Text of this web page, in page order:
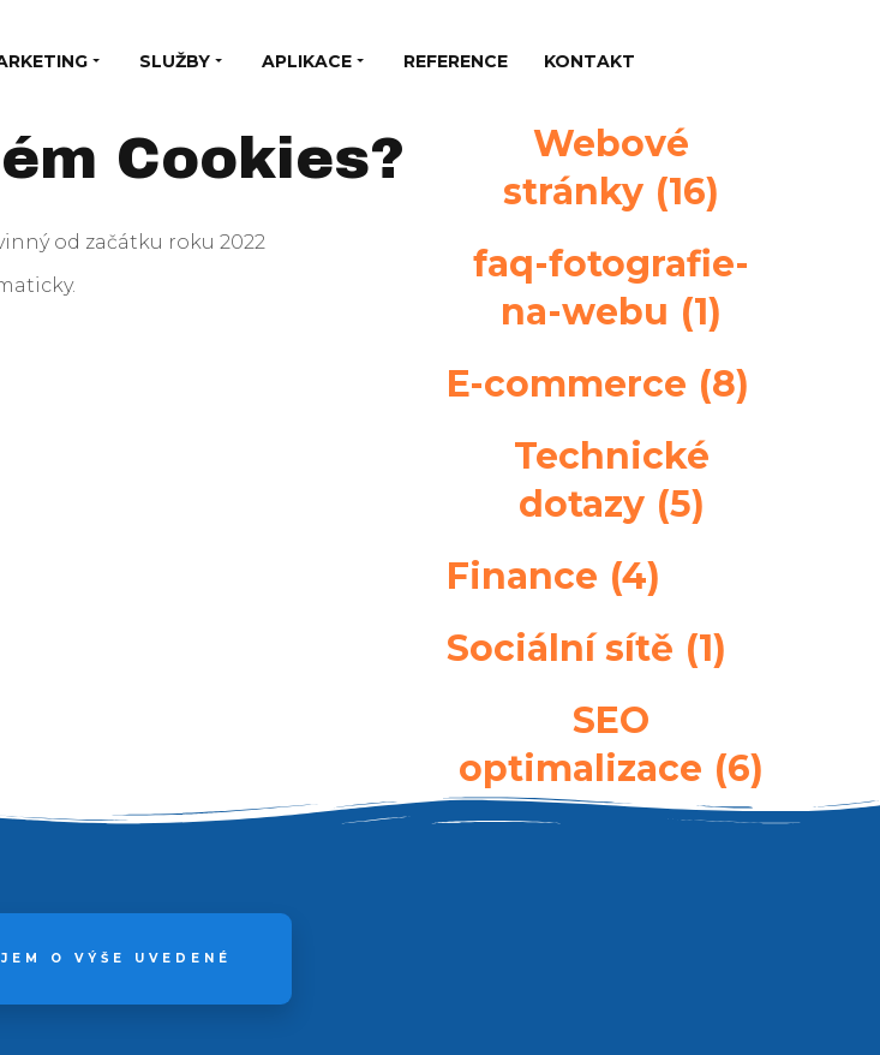
SLUŽBY APLIKACE REFERENCE KONTAKT
Cookies?
od začátku roku 2022
Webové
stránky (16)
faq-fotografie-
na-webu (1)
E-commerce (8)
Technické
dotazy (5)
Finance (4)
Sociální sítě (1)
SEO
optimalizace (6)
O VÝŠE UVEDENÉ